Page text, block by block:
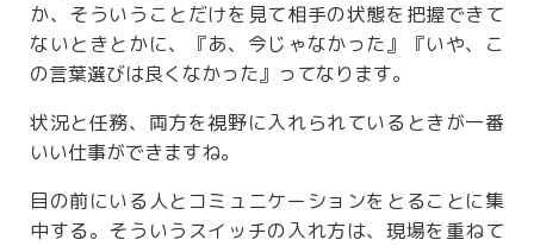
か、そういうことだけを見て相手の状態を把握できて
ないときとかに、『あ、今じゃなかった』『いや、こ
の言葉選びは良くなかった』ってなります。
状況と任務、両方を視野に入れられているときが一番
いい仕事ができますね。
目の前にいる人とコミュニケーションをとることに集
中する。そういうスイッチの入れ方は、現場を重ねて